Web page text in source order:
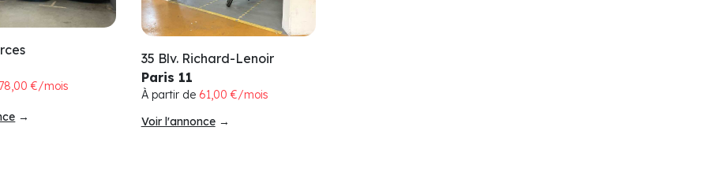
78,00 €/mois
→
35 Blv. Richard-Lenoir
Paris 11
À partir de 61,00 €/mois
Voir l'annonce→